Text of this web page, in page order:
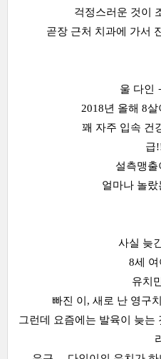
걱정스러운 것이
곧장 근처 치과에 가서
울 다인
2018년 올해 8
꽤 자주 입속 건
급
설측맹출
얼마나 놀
사실 늦
8세 여
유치
빠진 이, 새로 난 영구
그런데 요즘에는 발육이 늦는